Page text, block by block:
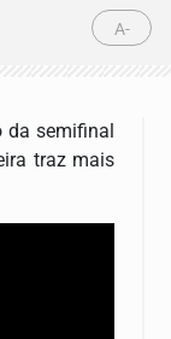
A-
semifinal
traz mais